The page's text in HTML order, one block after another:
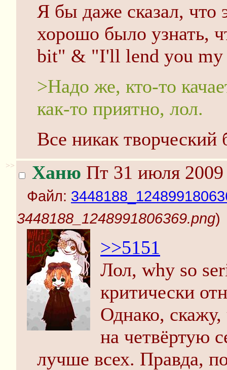
Я бы даже сказал, что
хорошо было узнать,
bit" & "I'll lend you my
>Надо же, кто-то
как-то приятно, лол.
Все никак творческий
>> Ханю Пт 31 июля
Файл:
3448188_1248991806369.png)
>>5151
Лол, why so
критически
Однако,
на четвёртую
лучше всех. Правда,